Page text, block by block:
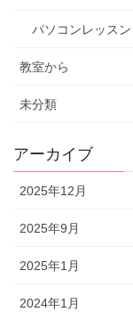
パソコンレッスン
教室から
未分類
アーカイブ
2025年12月
2025年9月
2025年1月
2024年1月